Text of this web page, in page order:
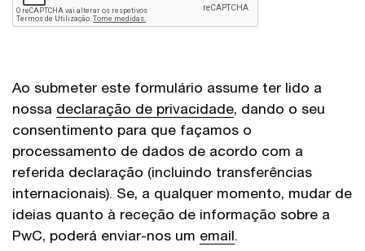
Ao submeter este formulário assume ter lido a
nossa declaração de privacidade, dando o seu
consentimento para que façamos o
processamento de dados de acordo com a
referida declaração (incluindo transferências
internacionais). Se, a qualquer momento, mudar de
ideias quanto à receção de informação sobre a
PwC, poderá enviar-nos um email.